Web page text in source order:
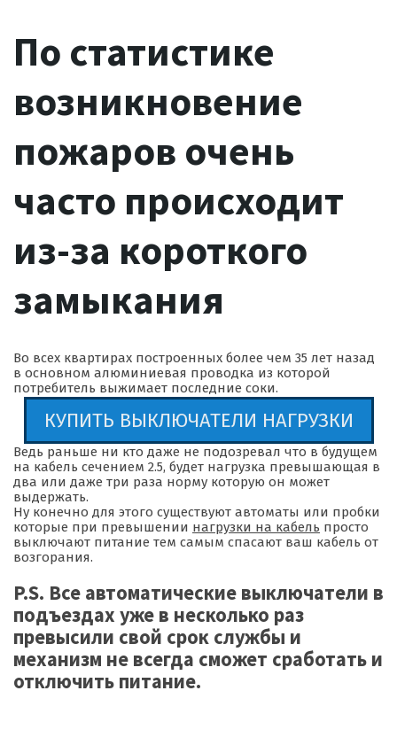
По статистике
возникновение
пожаров очень
часто происходит
из-за короткого
замыкания
Во всех квартирах построенных более чем 35 лет назад
в основном алюминиевая проводка из которой
потребитель выжимает последние соки.
КУПИТЬ ВЫКЛЮЧАТЕЛИ НАГРУЗКИ
Ведь раньше ни кто даже не подозревал что в будущем
на кабель сечением 2.5, будет нагрузка превышающая в
два или даже три раза норму которую он может
выдержать.
Ну конечно для этого существуют автоматы или пробки
которые при превышении нагрузки на кабель просто
выключают питание тем самым спасают ваш кабель от
возгорания.
P.S. Все автоматические выключатели в
подъездах уже в несколько раз
превысили свой срок службы и
механизм не всегда сможет сработать и
отключить питание.